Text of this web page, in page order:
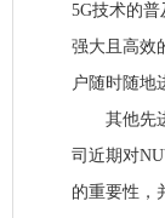
5G技术的
强大且高效
户随时随地
其他先进
司近期对
的重要性，